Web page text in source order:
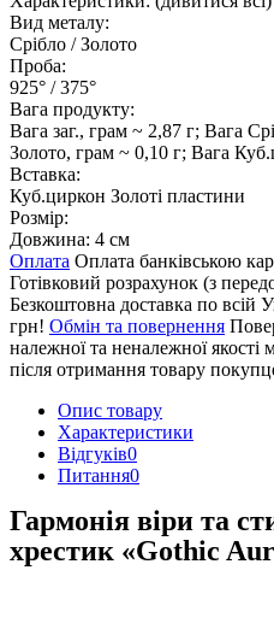
Вид металу:
Срібло / Золото
Проба:
925° / 375°
Вага продукту:
Вага заг., грам ~ 2,87 г; Вага
Золото, грам ~ 0,10 г; Вага
Вставка:
Куб.циркон Золоті пластини
Розмір:
Довжина: 4 см
Оплата Оплата банківською
Готівковий розрахунок (з
Безкоштовна доставка по всій
грн! Обмін та повернення
належної та неналежної
після отримання товару
Опис товару
Характеристики
Відгуків0
Питання0
Гармонія віри та
хрестик «Gothic